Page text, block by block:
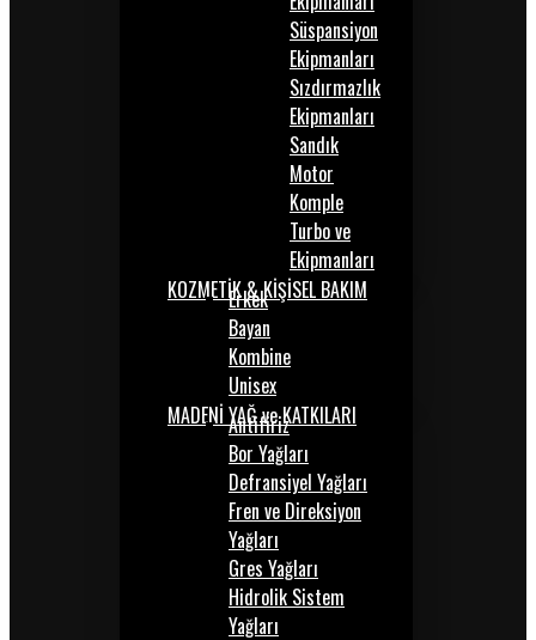
Süspansiyon
Ekipmanları
Sızdırmazlık
Ekipmanları
Sandık
Motor
Komple
Turbo ve
Ekipmanları
KOZMETİK & KİŞİSEL BAKIM
Erkek
Bayan
Kombine
Unisex
MADENİ YAĞ ve KATKILARI
Antifiriz
Bor Yağları
Defransiyel Yağları
Fren ve Direksiyon
Yağları
Gres Yağları
Hidrolik Sistem
Yağları